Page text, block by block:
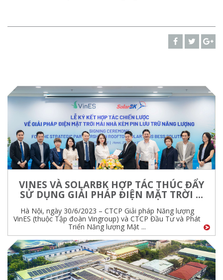
VINES VÀ SOLARBK HỢP TÁC THÚC ĐẨY
SỬ DỤNG GIẢI PHÁP ĐIỆN MẶT TRỜI ...
Hà Nội, ngày 30/6/2023 – CTCP Giải pháp Năng lượng
VinES (thuộc Tập đoàn Vingroup) và CTCP Đầu Tư và Phát
Triển Năng lượng Mặt ...